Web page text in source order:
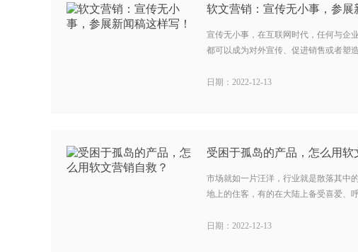
软文营销：宣传无小事，参
宣传无小事，在互联网时代，任何与企
都可以成为对外宣传、促进销售或者塑
日期：2022-12-13
受困于孤岛的产品，怎么用
市场就如一片汪洋，行业就是散落其中
地上的住客，有的在大陆上备受喜爱、
日期：2022-12-13